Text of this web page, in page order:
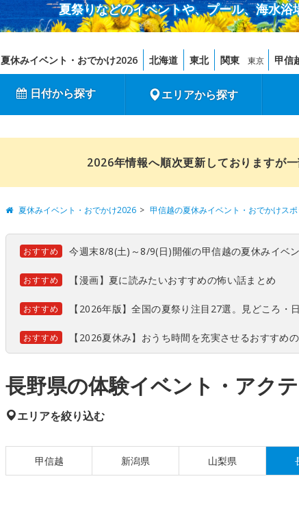
夏祭りなどのイベントや、プール、海水
夏休みイベント・おでかけ2026 北海道 東北 関東 東京 甲信
日付から探す エリアから探す
2026年情報へ順次更新しておりますが
夏休みイベント・おでかけ2026 甲信越の夏休みイベント・おでかけスポ
おすすめ 今週末8/8(土)～8/9(日)開催の甲信越の夏休みイベ
おすすめ 【漫画】夏に読みたいおすすめの怖い話まとめ
おすすめ 【2026年版】全国の夏祭り注目27選。見どころ・
おすすめ 【2026夏休み】おうち時間を充実させるおすすめ
長野県の体験イベント・アク
エリアを絞り込む
甲信越 新潟県 山梨県